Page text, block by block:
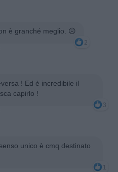
è granché meglio. ☹️
2
! Ed è incredibile il
capirlo !
3
unico è cmq destinato
1